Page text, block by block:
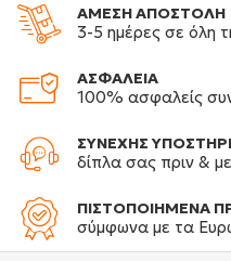
ΑΜΕΣΗ ΑΠΟΣΤΟΛΗ
3-5 ημέρες σε όλη
ΑΣΦΑΛΕΙΑ
100% ασφαλείς
ΣΥΝΕΧΗΣ
δίπλα σας πριν &
ΠΙΣΤΟΠΟΙΗΜΕΝΑ
σύμφωνα με τα